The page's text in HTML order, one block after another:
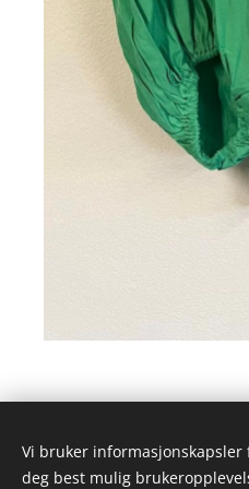
Vi bruker
deg best mulig